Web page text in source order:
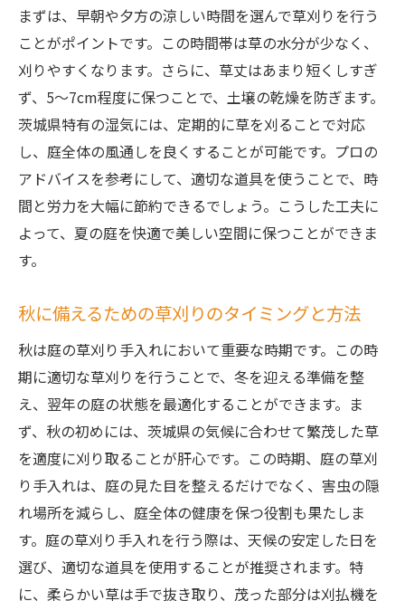
まずは、早朝や夕方の涼しい時間を選んで草刈りを行う
ことがポイントです。この時間帯は草の水分が少なく、
刈りやすくなります。さらに、草丈はあまり短くしすぎ
ず、5〜7cm程度に保つことで、土壌の乾燥を防ぎます。
茨城県特有の湿気には、定期的に草を刈ることで対応
し、庭全体の風通しを良くすることが可能です。プロの
アドバイスを参考にして、適切な道具を使うことで、時
間と労力を大幅に節約できるでしょう。こうした工夫に
よって、夏の庭を快適で美しい空間に保つことができま
す。
秋に備えるための草刈りのタイミングと方法
秋は庭の草刈り手入れにおいて重要な時期です。この時
期に適切な草刈りを行うことで、冬を迎える準備を整
え、翌年の庭の状態を最適化することができます。ま
ず、秋の初めには、茨城県の気候に合わせて繁茂した草
を適度に刈り取ることが肝心です。この時期、庭の草刈
り手入れは、庭の見た目を整えるだけでなく、害虫の隠
れ場所を減らし、庭全体の健康を保つ役割も果たしま
す。庭の草刈り手入れを行う際は、天候の安定した日を
選び、適切な道具を使用することが推奨されます。特
に、柔らかい草は手で抜き取り、茂った部分は刈払機を